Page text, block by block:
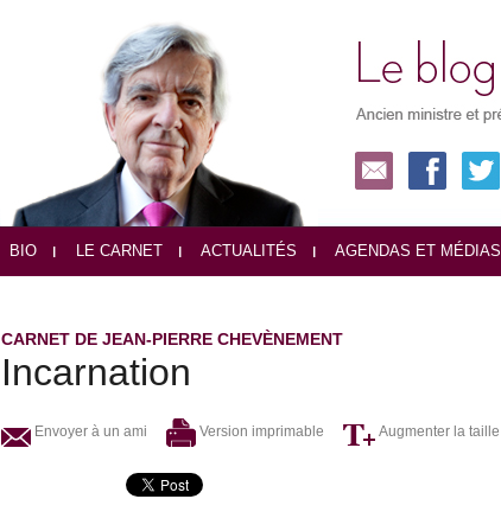
BIO LE CARNET ACTUALITÉS AGENDAS ET MÉDIAS
CARNET DE JEAN-PIERRE CHEVÈNEMENT
Incarnation
Envoyer à un ami Version imprimable Augmenter la taille